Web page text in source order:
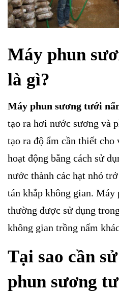
Máy phun
là gì?
Máy phun sương tưới
tạo ra hơi nước sương và
tạo ra độ ẩm cần thiết
hoạt động bằng cách sử
nước thành các hạt nhỏ
tán khắp không gian. Máy
thường được sử dụng
không gian trồng nấm
Tại sao cần
phun sương